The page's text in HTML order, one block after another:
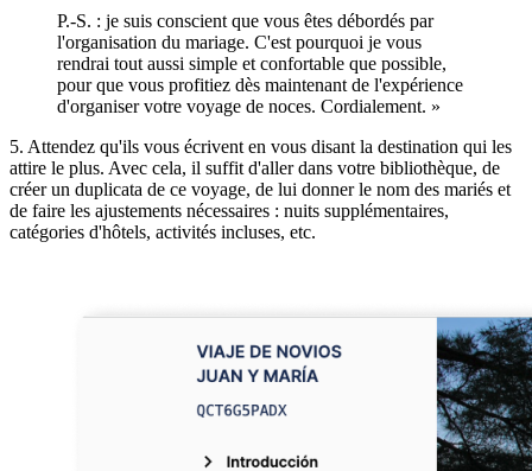
P.-S. : je suis conscient que vous êtes débordés par
l'organisation du mariage. C'est pourquoi je vous
rendrai tout aussi simple et confortable que possible,
pour que vous profitiez dès maintenant de l'expérience
d'organiser votre voyage de noces. Cordialement. »
5. Attendez qu'ils vous écrivent en vous disant la destination qui les
attire le plus. Avec cela, il suffit d'aller dans votre bibliothèque, de
créer un duplicata de ce voyage, de lui donner le nom des mariés et
de faire les ajustements nécessaires : nuits supplémentaires,
catégories d'hôtels, activités incluses, etc.